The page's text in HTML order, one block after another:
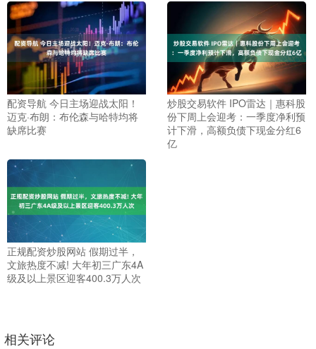
配资导航 今日主场迎战太阳！
迈克·布朗：布伦森与哈特均将
缺席比赛
炒股交易软件 IPO雷达｜惠科股
份下周上会迎考：一季度净利预
计下滑，高额负债下现金分红6
亿
正规配资炒股网站 假期过半，
文旅热度不减! 大年初三广东4A
级及以上景区迎客400.3万人次
相关评论